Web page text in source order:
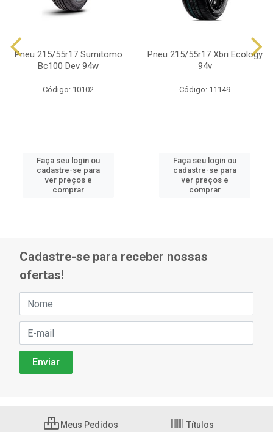
Pneu 215/55r17 Sumitomo
Bc100 Dev 94w
Código: 10102
Faça seu login ou
cadastre-se para
ver preços e
comprar
Pneu 215/55r17 Xbri Ecology
94v
Código: 11149
Faça seu login ou
cadastre-se para
ver preços e
comprar
Cadastre-se para receber nossas
ofertas!
Meus Pedidos Títulos